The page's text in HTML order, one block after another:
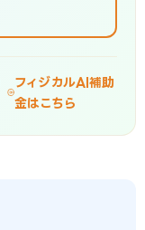
フィジカルAI補助
金はこちら